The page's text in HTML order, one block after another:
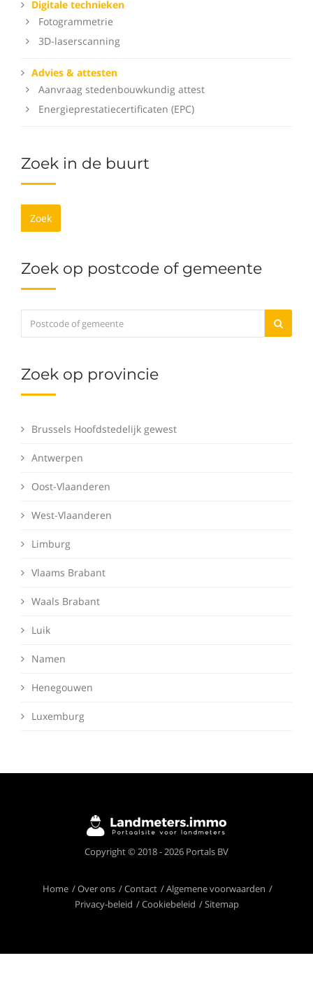
Digitale technieken
Fotogrammetrie
3D-laserscanning
Advies & attesten
Aanvraag stedenbouwkundig attest
Energieprestatiecertificaten (EPC)
Zoek in de buurt
Zoek
Zoek op postcode of gemeente
Zoek op provincie
Brussels Hoofdstedelijk gewest
Antwerpen
Oost-Vlaanderen
West-Vlaanderen
Limburg
Vlaams Brabant
Waals Brabant
Luik
Namen
Henegouwen
Luxemburg
Copyright © 2018 - 2026 Portals BV
Home Over ons Contact
Algemene voorwaarden
Privacy-beleid
Cookiebeleid Sitemap